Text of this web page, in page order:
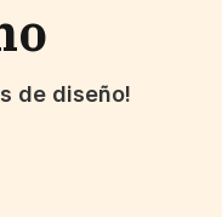
de diseño!